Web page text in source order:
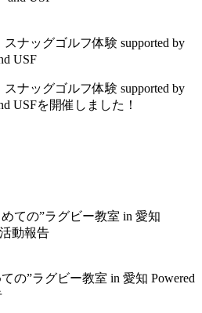
ナッグゴルフ体験 supported by
USF
ナッグゴルフ体験 supported by
USFを開催しました！
ての”ラグビー教室 in 愛知 Powered